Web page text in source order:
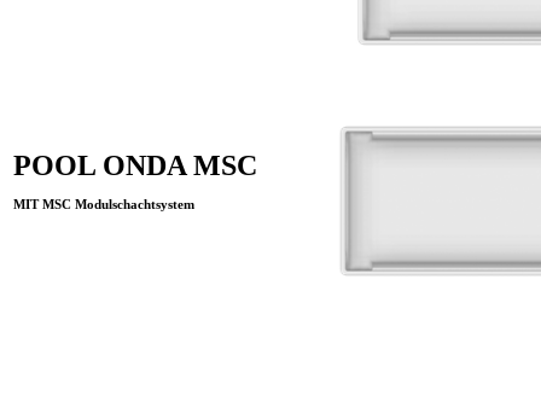
POOL ONDA MSC
MIT MSC Modulschachtsystem